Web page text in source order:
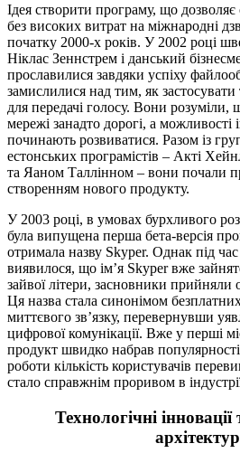
Ідея створити програму, що дозволяє
без високих витрат на міжнародні
початку 2000-х років. У 2002 році
Ніклас Зеннстрем і данський
прославилися завдяки успіху
замислилися над тим, як застосувати
для передачі голосу. Вони розуміли,
мережі занадто дорогі, а можливості
починають розвиватися. Разом із
естонських програмістів – Акті
та Яаном Таллінном – вони почали
створенням нового продукту.
У 2003 році, в умовах бурхливого
була випущена перша бета-версія
отримала назву Skyper. Однак під час
виявилося, що ім’я Skyper вже
зайвої літери, засновники прийняли
Ця назва стала синонімом
миттєвого зв’язку, перевернувши
цифрової комунікації. Вже у перші
продукт швидко набрав
роботи кількість користувачів
стало справжнім проривом в
Технологічні інновації